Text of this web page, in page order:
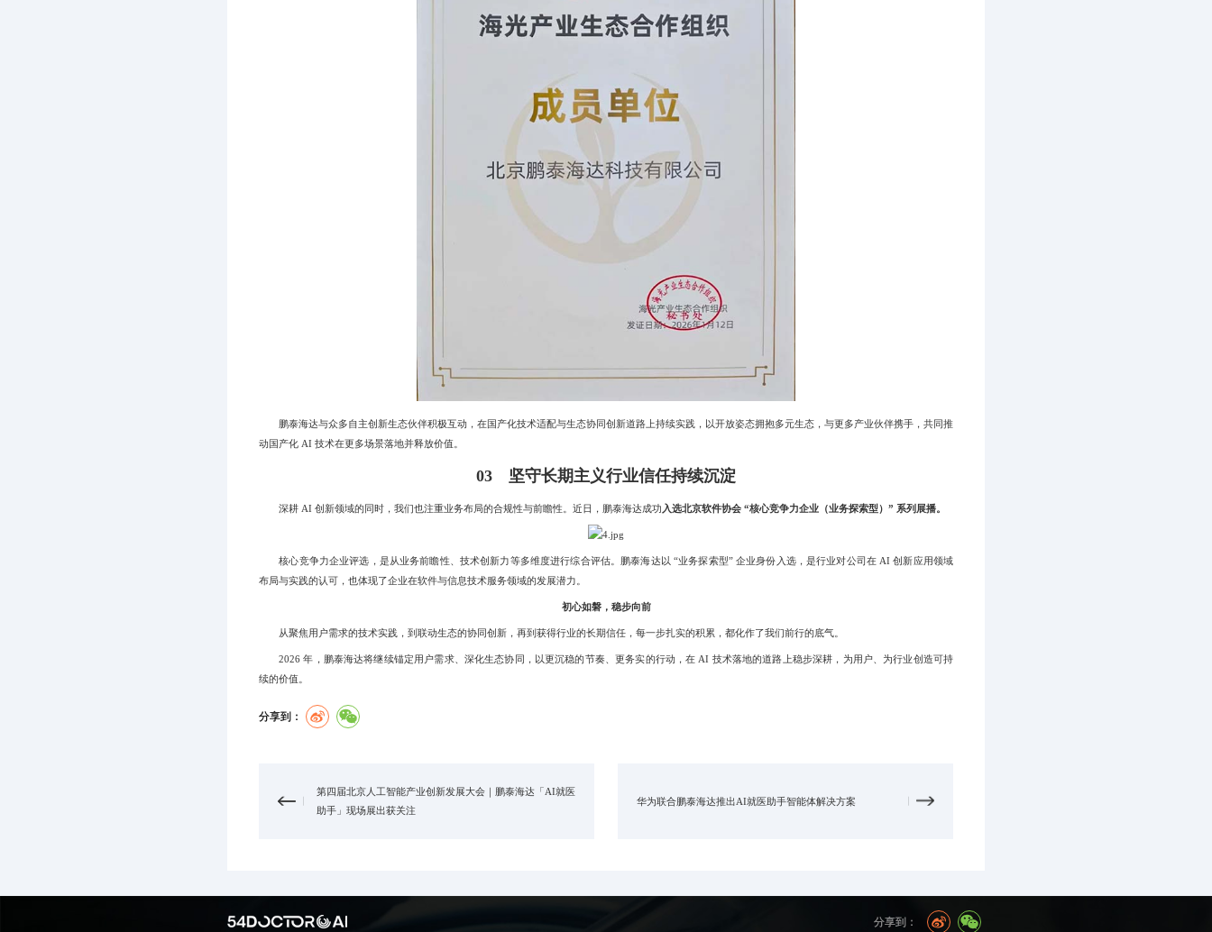
鹏泰海达与众多自主创新生态伙伴积极互动，在国产化技术适配与生态协同创新道路上持续实践，以开放姿态拥抱多元生态，与更多产业伙伴携手，共同推
动国产化 AI 技术在更多场景落地并释放价值。
03 坚守长期主义行业信任持续沉淀
深耕 AI 创新领域的同时，我们也注重业务布局的合规性与前瞻性。近日，鹏泰海达成功 入选北京软件协会 “核心竞争力企业（业务探索型）” 系列展播。
核心竞争力企业评选，是从业务前瞻性、技术创新力等多维度进行综合评估。鹏泰海达以 “业务探索型” 企业身份入选，是行业对公司在 AI 创新应用领域
布局与实践的认可，也体现了企业在软件与信息技术服务领域的发展潜力。
初心如磐，稳步向前
从聚焦用户需求的技术实践，到联动生态的协同创新，再到获得行业的长期信任，每一步扎实的积累，都化作了我们前行的底气。
2026 年，鹏泰海达将继续锚定用户需求、深化生态协同，以更沉稳的节奏、更务实的行动，在 AI 技术落地的道路上稳步深耕，为用户、为行业创造可持
续的价值。
分享到：
第四届北京人工智能产业创新发展大会｜鹏泰海达「AI就医
助手」现场展出获关注
华为联合鹏泰海达推出AI就医助手智能体解决方案
分享到：